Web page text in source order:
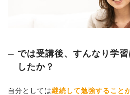
では受講後、すんなり学
したか？
自分としては継続して勉強すること